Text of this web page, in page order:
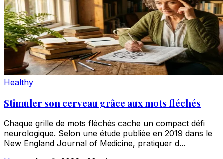
Healthy
Stimuler son cerveau grâce aux mots fléchés
Chaque grille de mots fléchés cache un compact défi
neurologique. Selon une étude publiée en 2019 dans le
New England Journal of Medicine, pratiquer d...